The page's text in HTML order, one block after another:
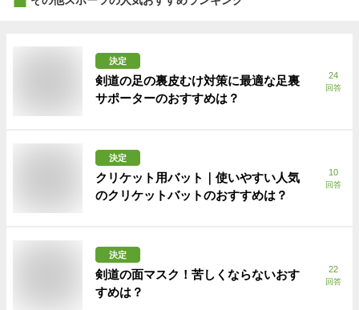
決定
剣道の足の裏皮むけ対策に最適な足裏
サポーターのおすすめは？
24
回答
決定
クリケット用バット｜使いやすい人気
のクリケットバットのおすすめは？
10
回答
決定
剣道の面マスク！苦しくならないおす
すめは？
22
回答